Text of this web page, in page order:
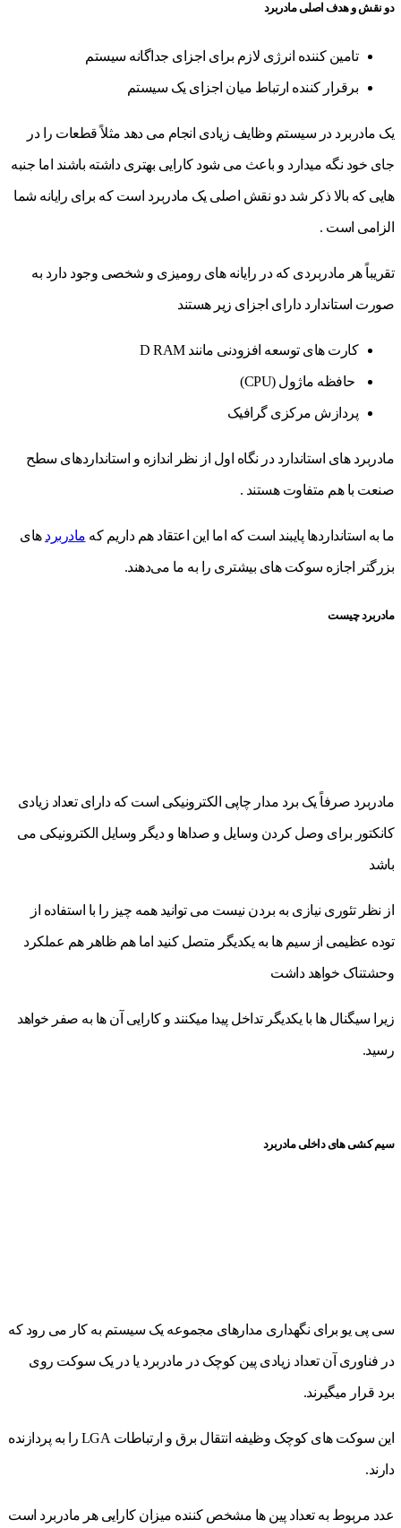
دو نقش و هدف اصلی مادربرد
تامین کننده انرژی لازم برای اجزای جداگانه سیستم
برقرار کننده ارتباط میان اجزای یک سیستم
یک مادربرد در سیستم وظایف زیادی انجام می دهد مثلاً قطعات را در
جای خود نگه میدارد و باعث می شود کارایی بهتری داشته باشند اما جنبه
هایی که بالا ذکر شد دو نقش اصلی یک مادربرد است که برای رایانه شما
الزامی است .
تقریباً هر مادربردی که در رایانه های رومیزی و شخصی وجود دارد به
صورت استاندارد دارای اجزای زیر هستند
کارت های توسعه افزودنی مانند D RAM
حافظه ماژول (CPU)
پردازش مرکزی گرافیک
مادربرد های استاندارد در نگاه اول از نظر اندازه و استانداردهای سطح
صنعت با هم متفاوت هستند .
ما به استانداردها پایبند است که اما این اعتقاد هم داریم که مادربرد های
بزرگتر اجازه سوکت های بیشتری را به ما می‌دهند.
مادربرد چیست
مادربرد صرفاً یک برد مدار چاپی الکترونیکی است که دارای تعداد زیادی
کانکتور برای وصل کردن وسایل و صداها و دیگر وسایل الکترونیکی می
باشد
از نظر تئوری نیازی به بردن نیست می توانید همه چیز را با استفاده از
توده عظیمی از سیم ها به یکدیگر متصل کنید اما هم ظاهر هم عملکرد
وحشتناک خواهد داشت
زیرا سیگنال ها با یکدیگر تداخل پیدا میکنند و کارایی آن ها به صفر خواهد
رسید.
سیم کشی های داخلی مادربرد
سی پی یو برای نگهداری مدارهای مجموعه یک سیستم به کار می رود که
در فناوری آن تعداد زیادی پین کوچک در مادربرد یا در یک سوکت روی
برد قرار میگیرند.
این سوکت های کوچک وظیفه انتقال برق و ارتباطات LGA را به پردازنده
دارند.
عدد مربوط به تعداد پین ها مشخص کننده میزان کارایی هر مادربرد است